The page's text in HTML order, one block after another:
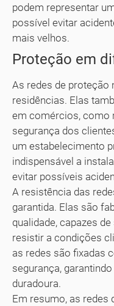
podem representar
possível evitar
mais velhos.
Proteção em
As redes de proteção
residências. Elas
em comércios, como
segurança dos
um estabelecimento
indispensável a
evitar possíveis
A resistência das
garantida. Elas são
qualidade, capazes
resistir a condições
as redes são fixadas
segurança,
duradoura.
Em resumo, as redes